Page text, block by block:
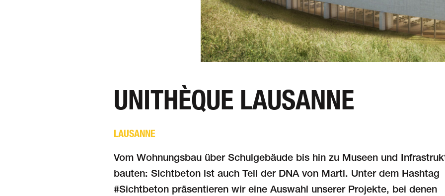
UNITHÈQUE LAUSANNE
LAUSANNE
Vom Wohnungs­bau über Schulgebäude bis hin zu Museen und
bauten: Sicht­beton ist auch Teil der DNA von Marti. Unter dem Hashtag
#Sichtbeton präsentieren wir eine Auswahl unserer Projekte, bei denen